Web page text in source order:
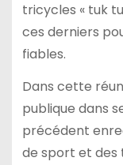
tricycles « tuk
ces derniers
fiables.
Dans cette
publique dans
précédent
de sport et des